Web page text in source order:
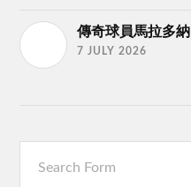
傳奇球員馬拉多納
7 JULY 2026